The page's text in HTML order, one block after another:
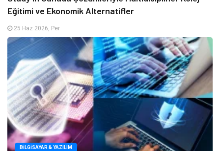
Eğitimi ve Ekonomik Alternatifler
25 Haz 2026, Per
BILGISAYAR & YAZILIM